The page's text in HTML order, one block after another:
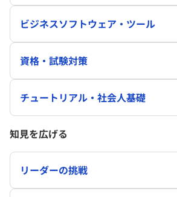
ビジネスソフトウェア・ツール
資格・試験対策
チュートリアル・社会人基礎
知見を広げる
リーダーの挑戦